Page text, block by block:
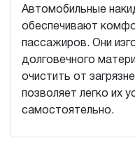
Автомобильные
обеспечивают
пассажиров. Они
долговечного
очистить от
позволяет легко их
самостоятельно.